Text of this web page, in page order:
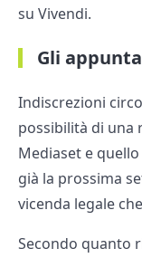
su Vivendi.
Gli
Indiscrezioni
possibilità di una
Mediaset e
già la prossima
vicenda legale
Secondo quanto